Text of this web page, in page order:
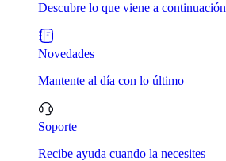
Descubre lo que viene a continuación
Novedades
Mantente al día con lo último
Soporte
Recibe ayuda cuando la necesites